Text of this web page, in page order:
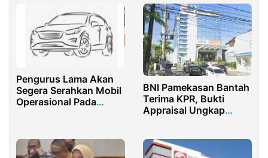
Pengurus Lama Akan
Segera Serahkan Mobil
Operasional Pada
BNI Pamekasan Bantah
Terima KPR, Bukti
Appraisal Ungkap